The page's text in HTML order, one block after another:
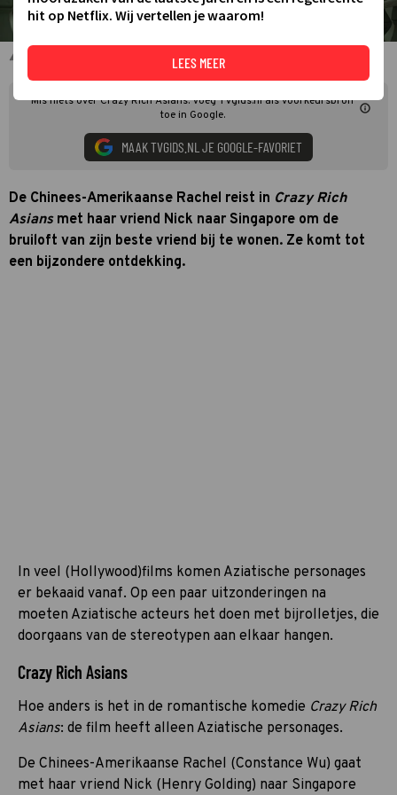
Crazy Rich Asians
Mis niets over Crazy Rich Asians. Voeg TVgids.nl als voorkeursbron
toe in Google.
MAAK TVGIDS.NL JE GOOGLE-FAVORIET
De Chinees-Amerikaanse Rachel reist in Crazy Rich
Asiansmet haar vriend Nick naar Singapore om de
bruiloft van zijn beste vriend bij te wonen. Ze komt tot
een bijzondere ontdekking.
In veel (Hollywood)films komen Aziatische personages
er bekaaid vanaf. Op een paar uitzonderingen na
moeten Aziatische acteurs het doen met bijrolletjes, die
doorgaans van de stereotypen aan elkaar hangen.
Crazy Rich Asians
Hoe anders is het in de romantische komedie Crazy Rich
Asians: de film heeft alleen Aziatische personages.
De Chinees-Amerikaanse Rachel (Constance Wu) gaat
met haar vriend Nick (Henry Golding) naar Singapore
hit op Netflix. Wij vertellen je waarom!
LEES MEER